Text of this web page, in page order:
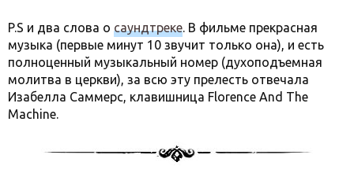
P.S и два слова о саундтреке. В фильме прекрасная
музыка (первые минут 10 звучит только она), и есть
полноценный музыкальный номер (духоподъемная
молитва в церкви), за всю эту прелесть отвечала
Изабелла Саммерс, клавишница Florence And The
Machine.